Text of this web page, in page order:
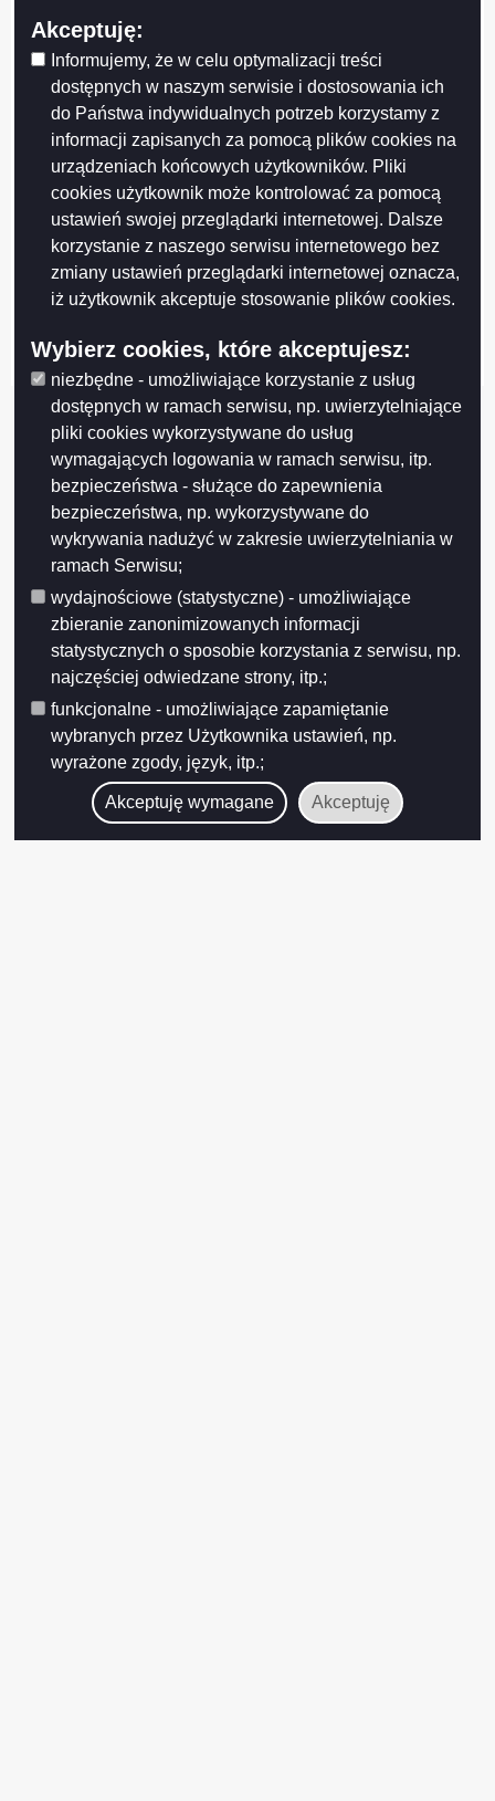
Akceptuję:
Informujemy, że w celu optymalizacji treści
dostępnych w naszym serwisie i dostosowania ich
do Państwa indywidualnych potrzeb korzystamy z
informacji zapisanych za pomocą plików cookies na
urządzeniach końcowych użytkowników. Pliki
cookies użytkownik może kontrolować za pomocą
ustawień swojej przeglądarki internetowej. Dalsze
korzystanie z naszego serwisu internetowego bez
zmiany ustawień przeglądarki internetowej oznacza,
iż użytkownik akceptuje stosowanie plików cookies.
Wybierz cookies, które akceptujesz:
niezbędne - umożliwiające korzystanie z usług
dostępnych w ramach serwisu, np. uwierzytelniające
pliki cookies wykorzystywane do usług
wymagających logowania w ramach serwisu, itp.
bezpieczeństwa - służące do zapewnienia
bezpieczeństwa, np. wykorzystywane do
wykrywania nadużyć w zakresie uwierzytelniania w
ramach Serwisu;
wydajnościowe (statystyczne) - umożliwiające
zbieranie zanonimizowanych informacji
statystycznych o sposobie korzystania z serwisu, np.
najczęściej odwiedzane strony, itp.;
funkcjonalne - umożliwiające zapamiętanie
wybranych przez Użytkownika ustawień, np.
wyrażone zgody, język, itp.;
Akceptuję wymagane Akceptuję
Projekt współfinansowany przez Unię Europejską z Europejskiego Funduszu
Rozwoju Regionalnego w ramach Regionalnego Programu Operacyjnego
Województwa Podlaskiego na lata 2007-2013
FUNDUSZE EUROPEJSKIE - DLA ROZWOJU WOJEWÓDZTWA PODLASKIEGO
RPOWP